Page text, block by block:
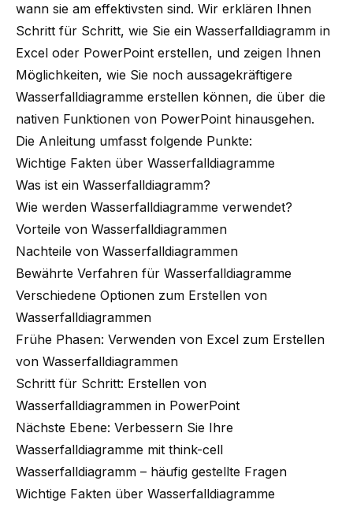
wann sie am effektivsten sind. Wir erklären Ihnen
Schritt für Schritt, wie Sie ein Wasserfalldiagramm in
Excel oder PowerPoint erstellen, und zeigen Ihnen
Möglichkeiten, wie Sie noch aussagekräftigere
Wasserfalldiagramme erstellen können, die über die
nativen Funktionen von PowerPoint hinausgehen.
Die Anleitung umfasst folgende Punkte:
Wichtige Fakten über Wasserfalldiagramme
Was ist ein Wasserfalldiagramm?
Wie werden Wasserfalldiagramme verwendet?
Vorteile von Wasserfalldiagrammen
Nachteile von Wasserfalldiagrammen
Bewährte Verfahren für Wasserfalldiagramme
Verschiedene Optionen zum Erstellen von
Wasserfalldiagrammen
Frühe Phasen: Verwenden von Excel zum Erstellen
von Wasserfalldiagrammen
Schritt für Schritt: Erstellen von
Wasserfalldiagrammen in PowerPoint
Nächste Ebene: Verbessern Sie Ihre
Wasserfalldiagramme mit think-cell
Wasserfalldiagramm – häufig gestellte Fragen
Wichtige Fakten über Wasserfalldiagramme